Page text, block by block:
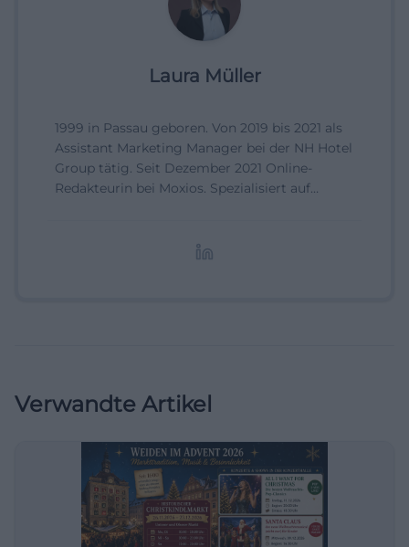
Laura Müller
1999 in Passau geboren. Von 2019 bis 2021 als
Assistant Marketing Manager bei der NH Hotel
Group tätig. Seit Dezember 2021 Online-
Redakteurin bei Moxios. Spezialisiert auf
Verwandte Artikel